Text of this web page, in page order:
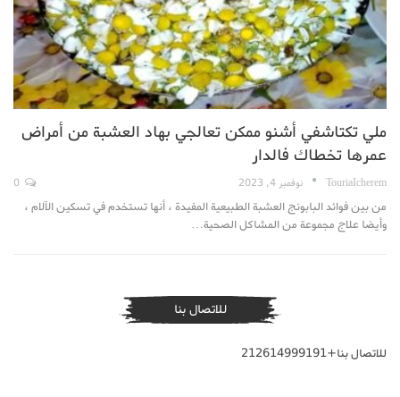
ملي تكتاشفي أشنو ممكن تعالجي بهاد العشبة من أمراض
عمرها تخطاك فالدار
TouriaIcherem نوفمبر 4, 2023
من بين فوائد البابونج العشبة الطبيعية المفيدة ، أنها تستخدم في تسكين الآلام ،
وأيضا علاج مجموعة من المشاكل الصحية…
للاتصال بنا
للاتصال بنا+212614999191